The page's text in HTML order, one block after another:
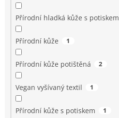
Přírodní hladká kůže s potiskem
Přírodní kůže 1
Přírodní kůže potištěná 2
Vegan vyšívaný textil 1
Přírodní kůže s potiskem 1